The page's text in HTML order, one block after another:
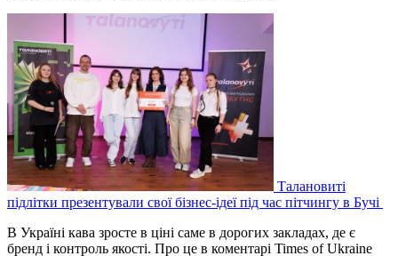
Талановиті
підлітки презентували свої бізнес-ідеї під час пітчингу в Бучі
В Україні кава зросте в ціні саме в дорогих закладах, де є
бренд і контроль якості. Про це в коментарі Times of Ukraine